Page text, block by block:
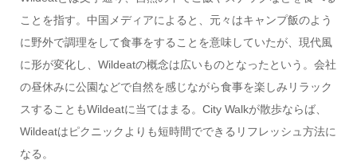
ことを指す。中国メディアによると、元々はキャンプ飯のよう
に野外で調理をして食事をすることを意味していたが、現代風
に形が変化し、Wildeatの概念は広いものとなったという。会社
の昼休みに公園などで自然を感じながら食事を楽しみリラック
スすることもWildeatに当てはまる。City Walkが散歩ならば、
Wildeatはピクニックよりも短時間でできるリフレッシュ方法に
なる。